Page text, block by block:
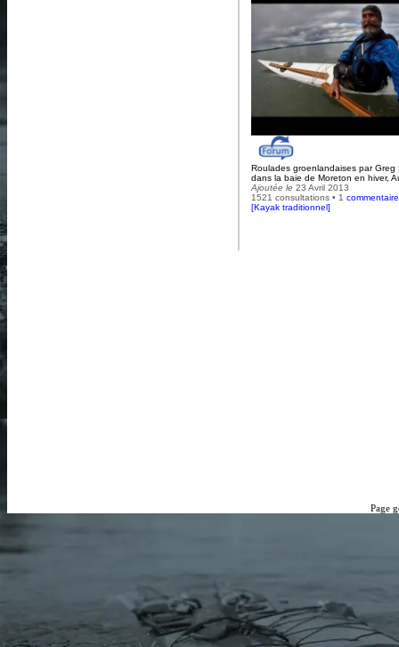
Roulades groenlandaises par Greg
dans la baie de Moreton en hiver,
Ajoutée le 23 Avril 2013
1521 consultations • 1 commentaire
[Kayak traditionnel]
Page